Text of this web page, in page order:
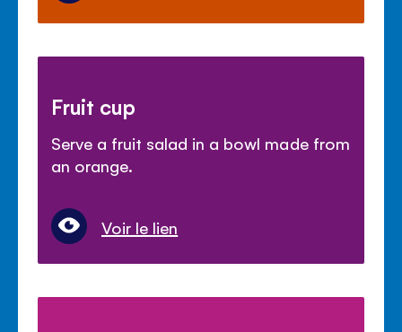
Fruit cup
Serve a fruit salad in a bowl made from
an orange.
Voir le lien